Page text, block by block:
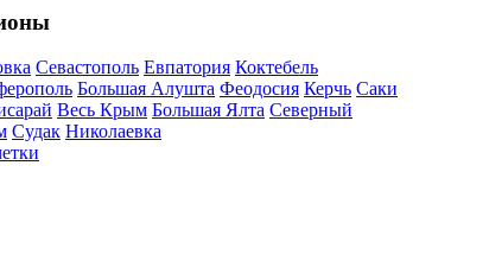
Севастополь Евпатория Коктебель
Большая Алушта Феодосия Керчь Саки
Весь Крым Большая Ялта Северный
Судак Николаевка